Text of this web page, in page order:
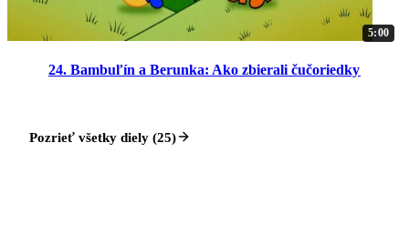
5:00
24. Bambuľín a Berunka: Ako zbierali čučoriedky
Pozrieť všetky diely (25)